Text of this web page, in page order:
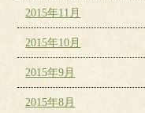
2015年11月
2015年10月
2015年9月
2015年8月